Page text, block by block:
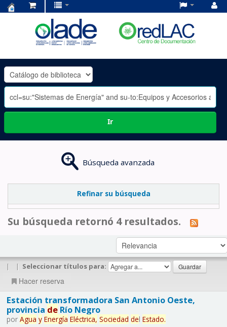
OLADE
-
Ir
Búsqueda avanzada
Refinar su búsqueda
Su búsqueda retornó 4 resultados.
| | Seleccionar títulos para:
Hacer reserva
Estación transformadora San Antonio Oeste,
provincia deRío Negro
por Agua y Energía Eléctrica, Sociedad del Estado.